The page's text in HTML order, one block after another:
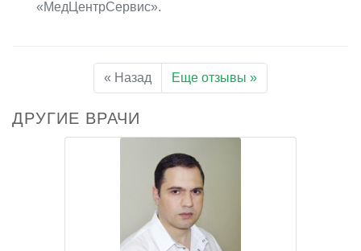
«МедЦентрСервис».
« Назад Еще отзывы »
ДРУГИЕ ВРАЧИ